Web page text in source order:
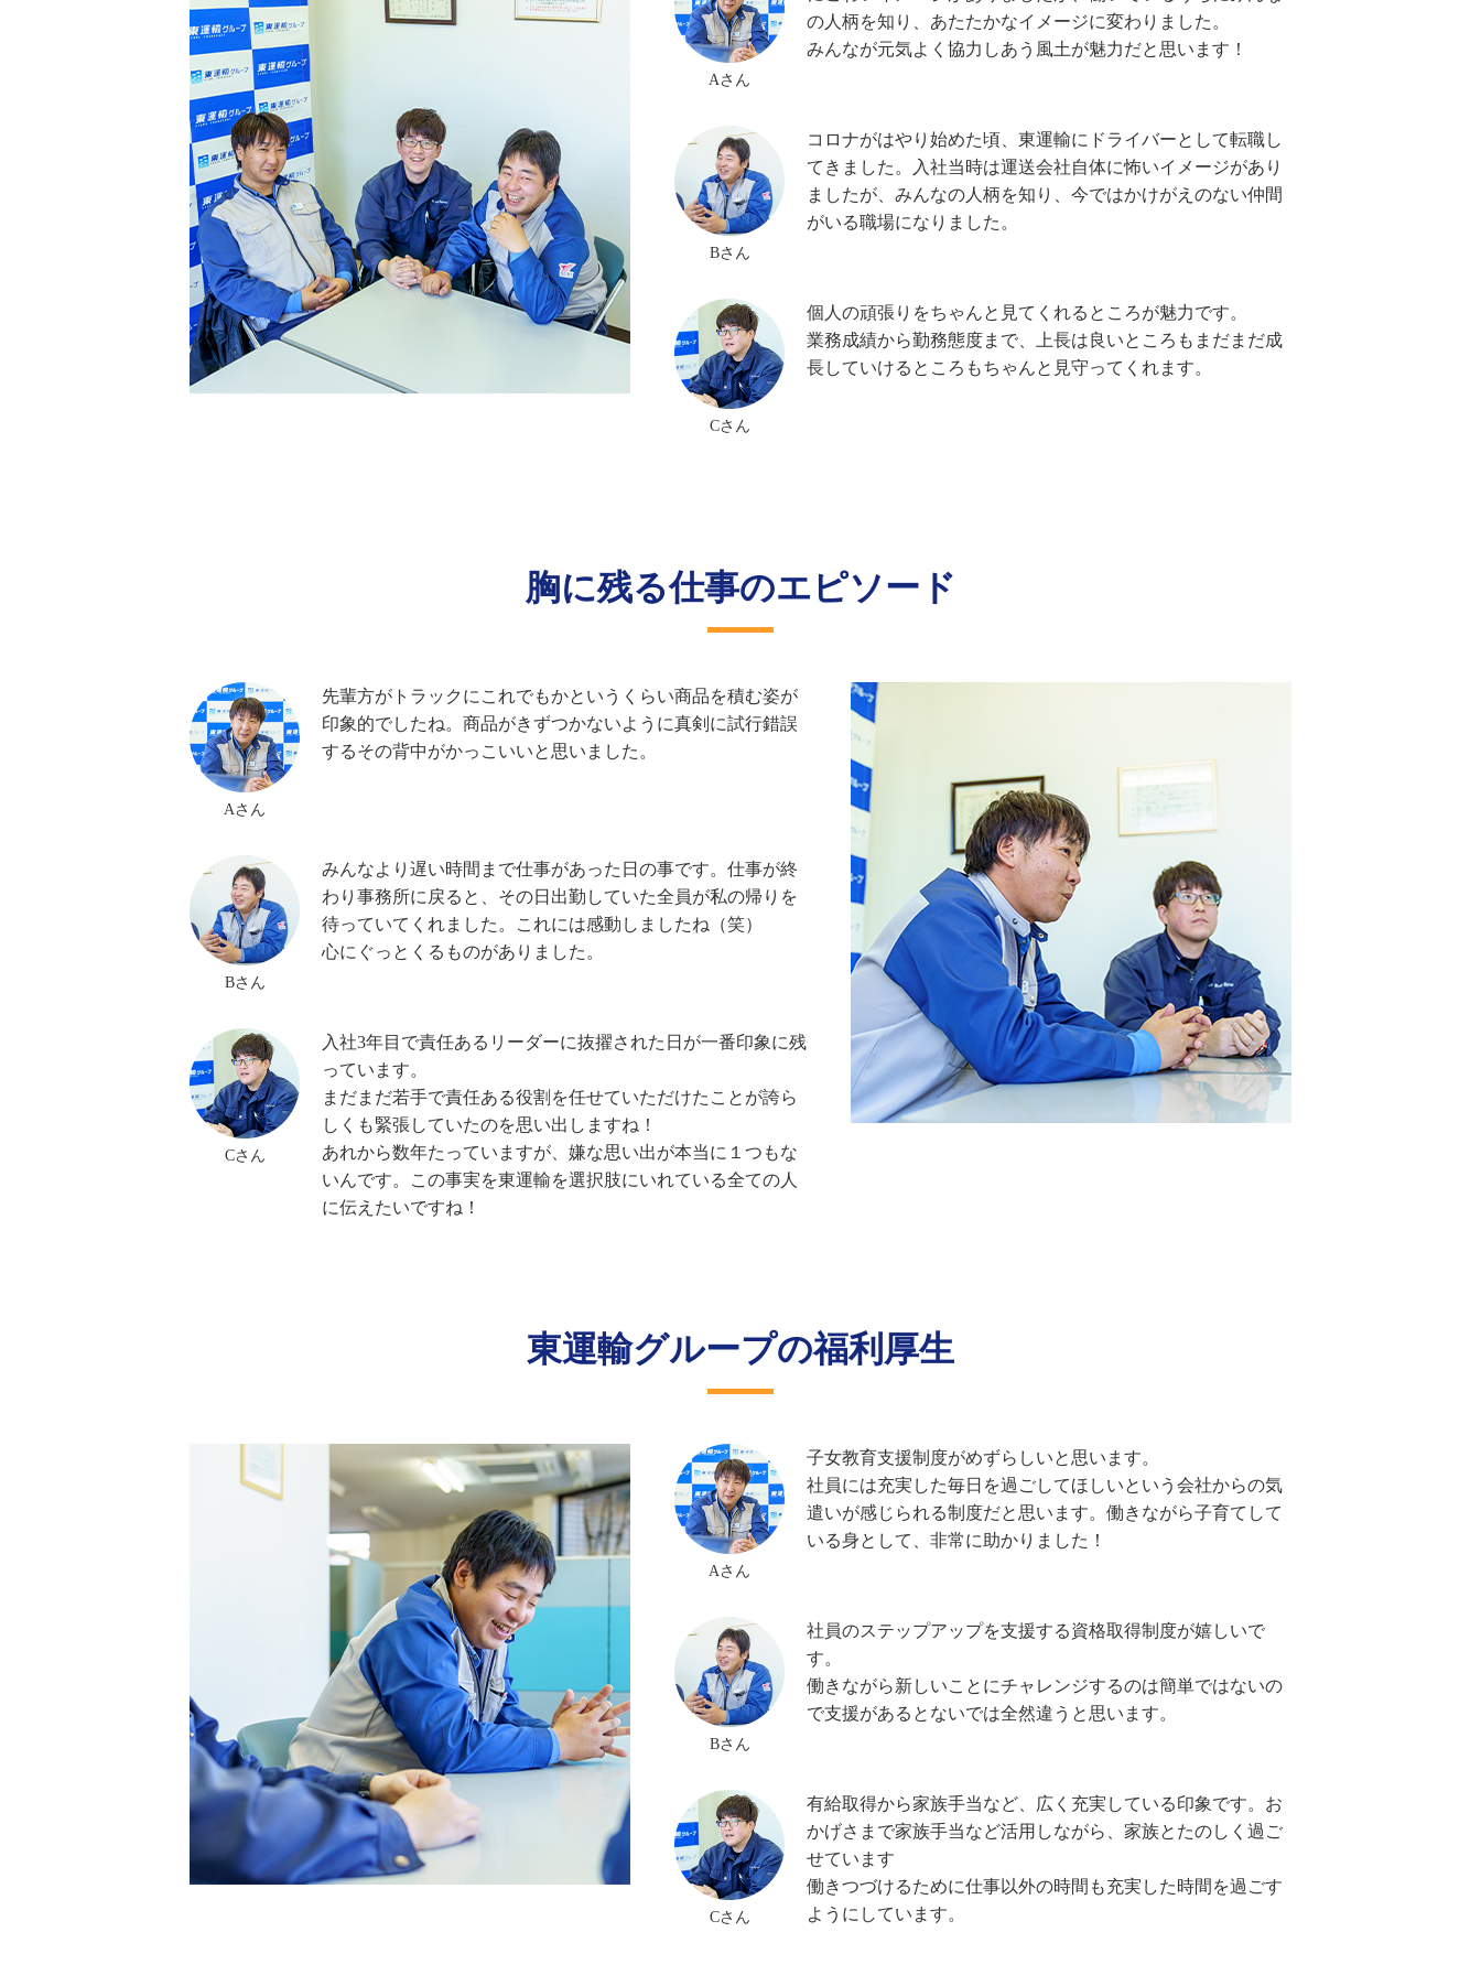
Aさん
の人柄を知り、あたたかなイメージに変わりました。
みんなが元気よく協力しあう風土が魅力だと思います！
Bさん
コロナがはやり始めた頃、東運輸にドライバーとして転職し
てきました。入社当時は運送会社自体に怖いイメージがあり
ましたが、みんなの人柄を知り、今ではかけがえのない仲間
がいる職場になりました。
Cさん
個人の頑張りをちゃんと見てくれるところが魅力です。
業務成績から勤務態度まで、上長は良いところもまだまだ成
長していけるところもちゃんと見守ってくれます。
胸に残る仕事のエピソード
Aさん
先輩方がトラックにこれでもかというくらい商品を積む姿が
印象的でしたね。商品がきずつかないように真剣に試行錯誤
するその背中がかっこいいと思いました。
Bさん
みんなより遅い時間まで仕事があった日の事です。仕事が終
わり事務所に戻ると、その日出勤していた全員が私の帰りを
待っていてくれました。これには感動しましたね（笑）
心にぐっとくるものがありました。
Cさん
入社3年目で責任あるリーダーに抜擢された日が一番印象に残
っています。
まだまだ若手で責任ある役割を任せていただけたことが誇ら
しくも緊張していたのを思い出しますね！
あれから数年たっていますが、嫌な思い出が本当に１つもな
いんです。この事実を東運輸を選択肢にいれている全ての人
に伝えたいですね！
東運輸グループの福利厚生
Aさん
子女教育支援制度がめずらしいと思います。
社員には充実した毎日を過ごしてほしいという会社からの気
遣いが感じられる制度だと思います。働きながら子育てして
いる身として、非常に助かりました！
Bさん
社員のステップアップを支援する資格取得制度が嬉しいで
す。
働きながら新しいことにチャレンジするのは簡単ではないの
で支援があるとないでは全然違うと思います。
Cさん
有給取得から家族手当など、広く充実している印象です。お
かげさまで家族手当など活用しながら、家族とたのしく過ご
せています
働きつづけるために仕事以外の時間も充実した時間を過ごす
ようにしています。